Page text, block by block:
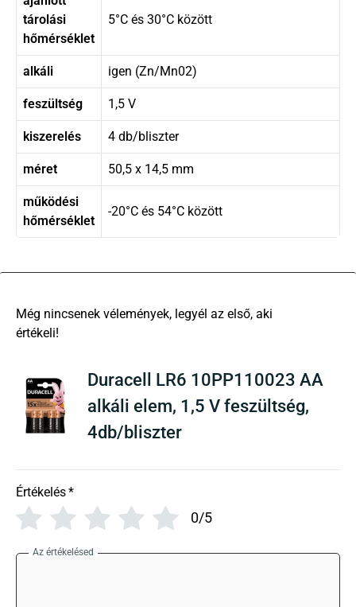
tárolási
hőmérséklet
5°C és 30°C között
alkáli igen (Zn/Mn02)
feszültség 1,5 V
kiszerelés 4 db/bliszter
méret 50,5 x 14,5 mm
működési
hőmérséklet
-20°C és 54°C között
Duracell LR6 10PP110023 AA
alkáli elem, 1,5 V feszültség,
4db/bliszter
Értékelés*
0/5
Az értékelésed